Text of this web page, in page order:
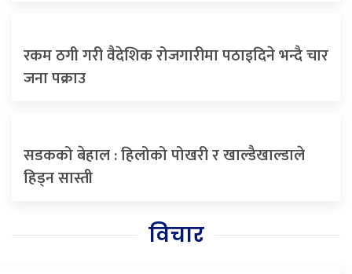
रकम ठगी गरी वैदेशिक रोजगारीमा पठाइदिने भन्दै चार
जना पक्राउ
सडकको बेहाल : हिलोको पोखरी र खाल्डैखाल्डाले
हिड्न सास्ती
विचार